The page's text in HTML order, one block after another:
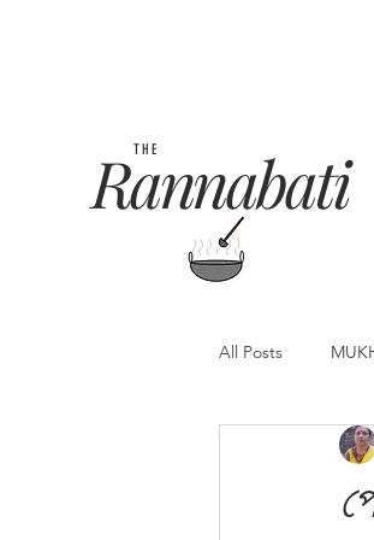
Rannabati
THE
All Posts